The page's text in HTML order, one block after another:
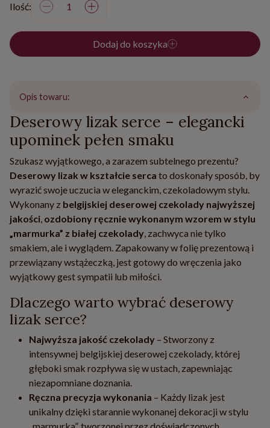
Ilość:
Dodaj do koszyka
Opis towaru:
Deserowy lizak serce – elegancki
upominek pełen smaku
Szukasz wyjątkowego, a zarazem subtelnego prezentu?
Deserowy lizak w kształcie serca to doskonały sposób, by
wyrazić swoje uczucia w eleganckim, czekoladowym stylu.
Wykonany z belgijskiej deserowej czekolady najwyższej
jakości, ozdobiony ręcznie wykonanym wzorem w stylu
„marmurka” z białej czekolady, zachwyca nie tylko
smakiem, ale i wyglądem. Zapakowany w folię prezentową i
przewiązany wstążeczką, jest gotowy do wręczenia jako
wyjątkowy gest sympatii lub miłości.
Dlaczego warto wybrać deserowy
lizak serce?
Najwyższa jakość czekolady – Stworzony z
intensywnej belgijskiej deserowej czekolady, której
głęboki smak rozpływa się w ustach, zapewniając
niezapomniane doznania.
Ręczna precyzja wykonania – Każdy lizak jest
unikalny dzięki starannie wykonanej dekoracji w stylu